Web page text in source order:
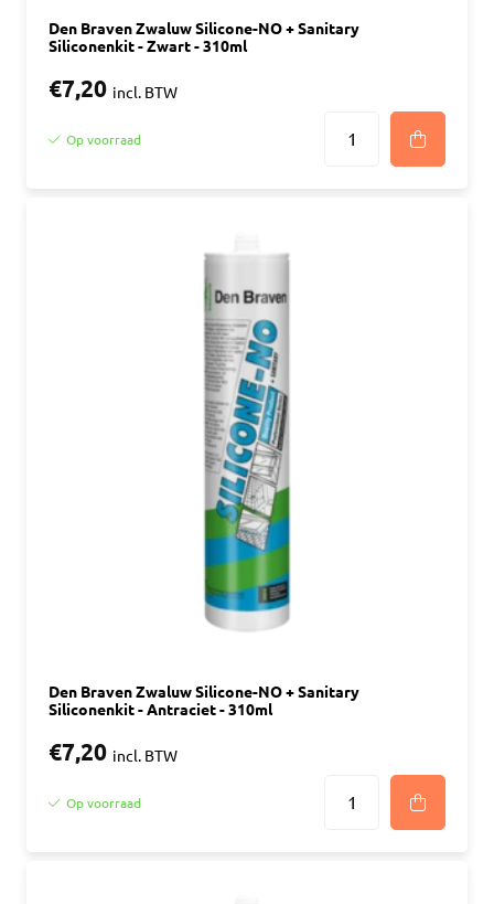
Den Braven Zwaluw Silicone-NO + Sanitary
Siliconenkit - Zwart - 310ml
€7,20 incl. BTW
Op voorraad
Den Braven Zwaluw Silicone-NO + Sanitary
Siliconenkit - Antraciet - 310ml
€7,20 incl. BTW
Op voorraad